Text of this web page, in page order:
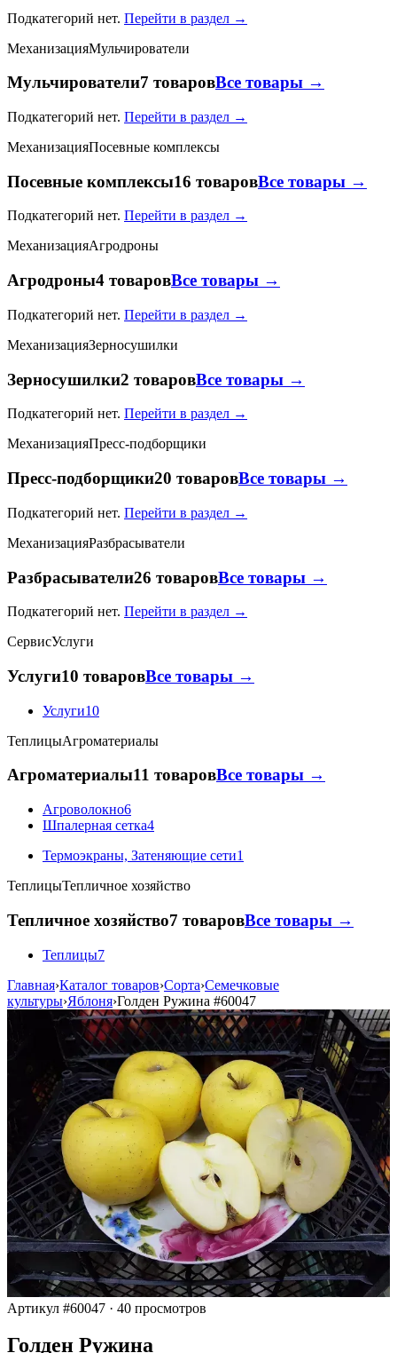
Подкатегорий нет. Перейти в раздел →
МеханизацияМульчирователи
Мульчирователи7 товаровВсе товары →
Подкатегорий нет. Перейти в раздел →
МеханизацияПосевные комплексы
Посевные комплексы16 товаровВсе товары →
Подкатегорий нет. Перейти в раздел →
МеханизацияАгродроны
Агродроны4 товаровВсе товары →
Подкатегорий нет. Перейти в раздел →
МеханизацияЗерносушилки
Зерносушилки2 товаровВсе товары →
Подкатегорий нет. Перейти в раздел →
МеханизацияПресс-подборщики
Пресс-подборщики20 товаровВсе товары →
Подкатегорий нет. Перейти в раздел →
МеханизацияРазбрасыватели
Разбрасыватели26 товаровВсе товары →
Подкатегорий нет. Перейти в раздел →
СервисУслуги
Услуги10 товаровВсе товары →
Услуги10
ТеплицыАгроматериалы
Агроматериалы11 товаровВсе товары →
Агроволокно6
Шпалерная сетка4
Термоэкраны, Затеняющие сети1
ТеплицыТепличное хозяйство
Тепличное хозяйство7 товаровВсе товары →
Теплицы7
Главная›Каталог товаров›Сорта›Семечковые
культуры›Яблоня›Голден Ружина #60047
Артикул #60047 · 40 просмотров
Голден Ружина